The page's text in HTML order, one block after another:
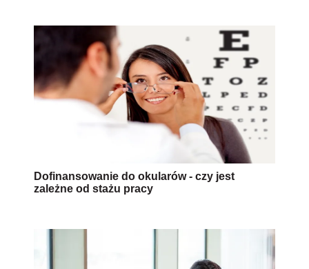
Dofinansowanie do okularów - czy jest
zależne od stażu pracy